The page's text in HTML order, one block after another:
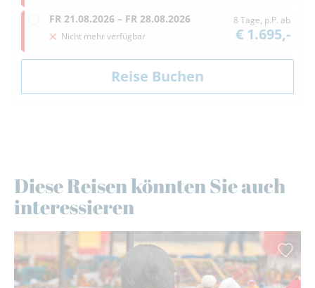
FR 21.08.2026 – FR 28.08.2026
Nicht mehr verfügbar
8 Tage, p.P. ab
€ 1.695,-
Diese Reisen könnten Sie auch
interessieren